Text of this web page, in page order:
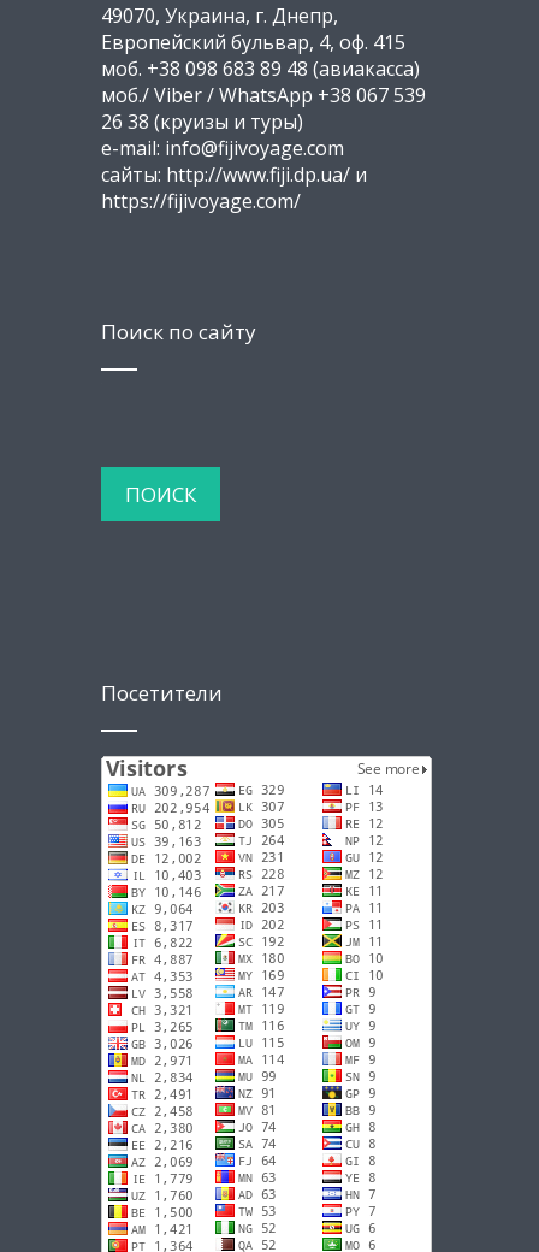
49070, Украина, г. Днепр,
Европейский бульвар, 4, оф. 415
моб. +38 098 683 89 48 (авиакасса)
моб./ Viber / WhatsApp +38 067 539
26 38 (круизы и туры)
e-mail: info@fijivoyage.com
сайты: http://www.fiji.dp.ua/ и
https://fijivoyage.com/
Поиск по сайту
Посетители